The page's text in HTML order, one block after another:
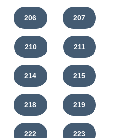
206 207
210 211
214 215
218 219
222 223